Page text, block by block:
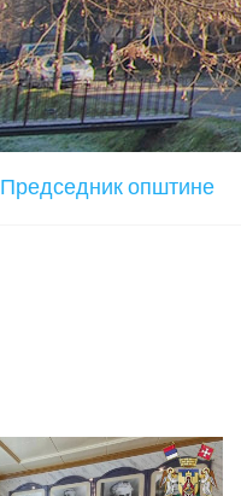
Председник општине